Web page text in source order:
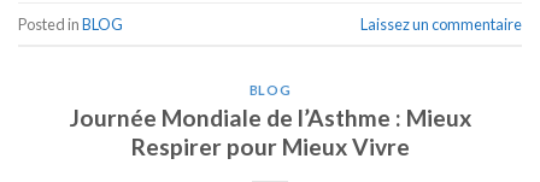
Posted inBLOG Laissez un commentaire
BLOG
Journée Mondiale de l’Asthme : Mieux
Respirer pour Mieux Vivre